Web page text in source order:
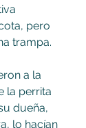
pero
trampa.
a la
la perrita
dueña,
lo hacían